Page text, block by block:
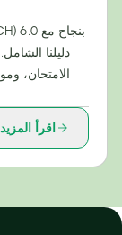
الامتحان،
اقرأ المزيد